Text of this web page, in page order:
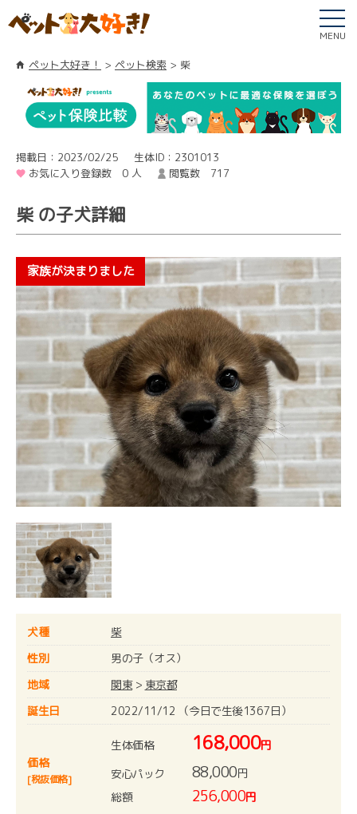
MENU
ペット大好き！ ペット検索 柴
掲載日：2023/02/25
生体ID：2301013
お気に入り登録数 0 人
閲覧数 717
柴 の子犬詳細
犬種
柴
性別
男の子（オス）
地域
関東> 東京都
誕生日
2022/11/12 （今日で生後1367日）
価格
[税抜価格]
生体価格 168,000円
安心パック
88,000円
総額
256,000円